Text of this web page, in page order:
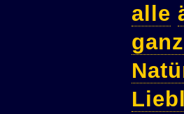
alle
ganz